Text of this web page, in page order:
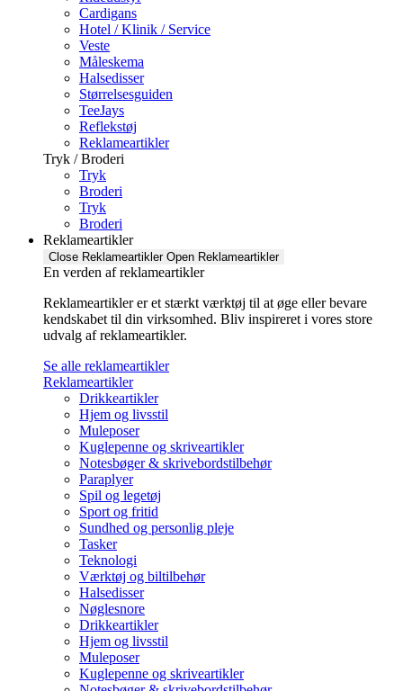
Cardigans
Hotel / Klinik / Service
Veste
Måleskema
Halsedisser
Størrelsesguiden
TeeJays
Reflekstøj
Reklameartikler
Tryk / Broderi
Tryk
Broderi
Tryk
Broderi
Reklameartikler
Close Reklameartikler Open Reklameartikler
En verden af reklameartikler ​
Reklameartikler er et stærkt værktøj til at øge eller bevare
kendskabet til din virksomhed. Bliv inspireret i vores store
udvalg af reklameartikler.
Se alle reklameartikler
Reklameartikler
Drikkeartikler
Hjem og livsstil
Muleposer
Kuglepenne og skriveartikler
Notesbøger & skrivebordstilbehør
Paraplyer
Spil og legetøj
Sport og fritid
Sundhed og personlig pleje
Tasker
Teknologi
Værktøj og biltilbehør
Halsedisser
Nøglesnore
Drikkeartikler
Hjem og livsstil
Muleposer
Kuglepenne og skriveartikler